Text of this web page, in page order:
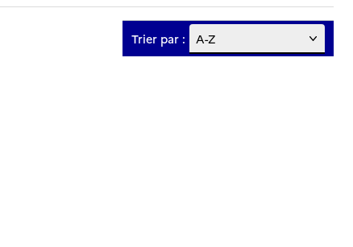
Trier par :